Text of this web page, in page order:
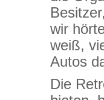
wir
weiß,
Autos
Die